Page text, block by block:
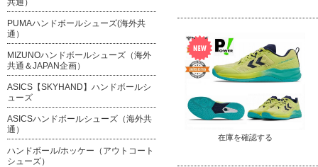
在庫を確認する
共通）
PUMAハンドボールシューズ(海外共
通）
MIZUNOハンドボールシューズ（海外
共通＆JAPAN企画）
ASICS【SKYHAND】ハンドボールシ
ューズ
ASICSハンドボールシューズ（海外共
通）
ハンドボール/ホッケー（アウトコート
シューズ）